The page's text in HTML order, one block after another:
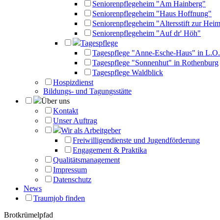
Seniorenpflegeheim "Am Hainberg"
Seniorenpflegeheim "Haus Hoffnung"
Seniorenpflegeheim "Altersstift zur
Seniorenpflegeheim "Auf dr' Höh"
Tagespflege
Tagespflege "Anne-Esche-Haus" in L.O.
Tagespflege "Sonnenhut" in Rothenburg
Tagespflege Waldblick
Hospizdienst
Bildungs- und Tagungsstätte
Über uns
Kontakt
Unser Auftrag
Wir als Arbeitgeber
Freiwilligendienste und Jugendförderung
Engagement & Praktika
Qualitätsmanagement
Impressum
Datenschutz
News
Traumjob finden
Brotkrümelpfad